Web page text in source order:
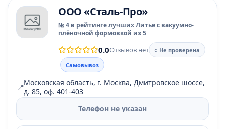
ООО «Сталь-Про»
№ 4 в рейтинге лучших Литье с вакуумно-
плёночной формовкой из 5
0.0Отзывов нет
○ Не проверена
Самовывоз
📍Московская область, г. Москва, Дмитровское шоссе,
д. 85, оф. 401-403
Телефон не указан